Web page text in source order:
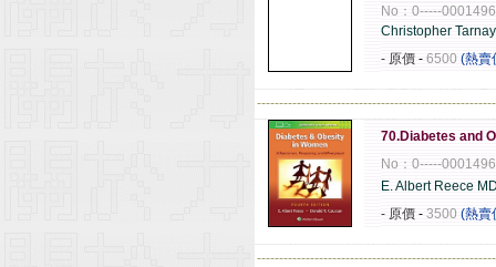
No：0-----
Christopher Tarnay
- 原價 - 6500 (熱賣
70.Diabetes and
No：0-----
E. Albert Reece
- 原價 - 3500 (熱賣